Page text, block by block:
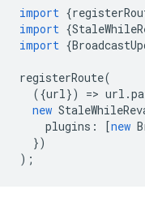
import {
import {
import {
registerRoute(
({url}) => url .
new
plugins : [new
})
);